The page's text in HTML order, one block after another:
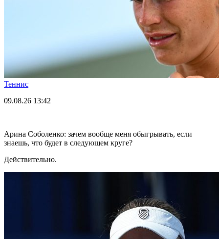
Теннис
09.08.26 13:42
Арина Соболенко: зачем вообще меня обыгрывать, если
знаешь, что будет в следующем круге?
Действительно.